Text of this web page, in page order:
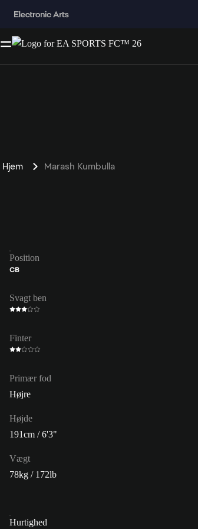
Hjem Marash Kumbulla
Position
CB
Svagt ben
Finter
Primær fod
Højre
Højde
191cm / 6'3"
Vægt
78kg / 172lb
Hurtighed